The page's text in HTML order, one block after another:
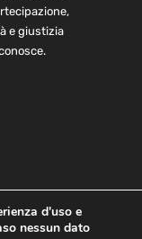
e giustizia
d'uso e
nessun dato